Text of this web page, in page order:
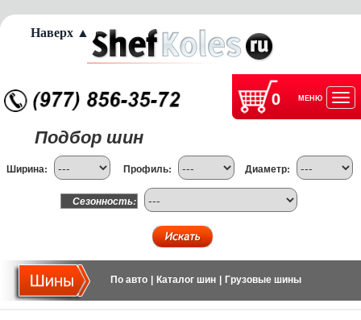
0 МЕНЮ
Подбор шин
Ширина: Профиль: Диаметр:
Сезонность:
По авто Каталог шин Грузовые шины
Наверх ▲